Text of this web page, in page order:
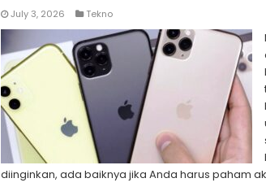
July 3, 2026 Tekno
diinginkan, ada baiknya jika Anda harus paham